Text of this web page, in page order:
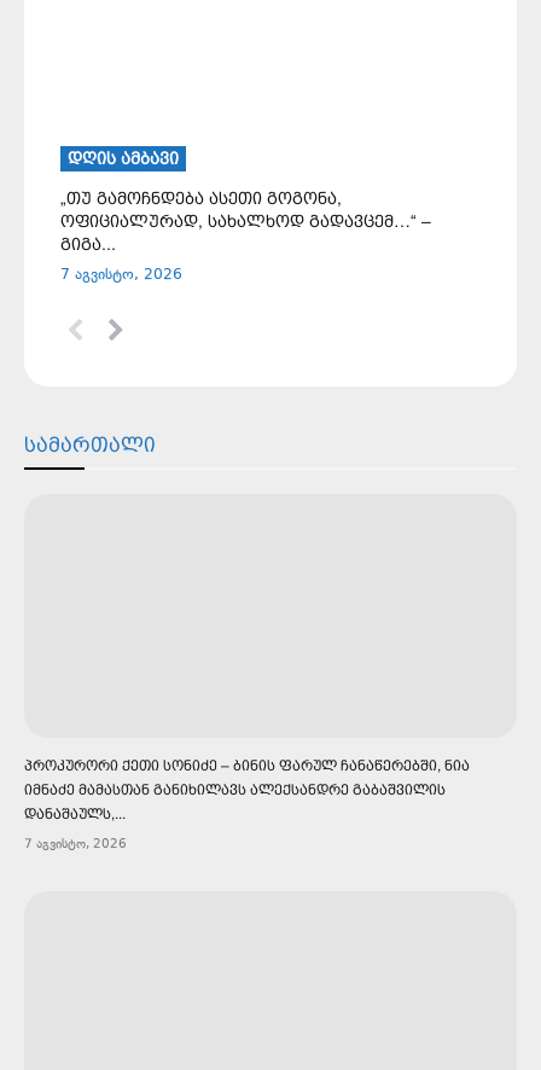
ᲓᲦᲘᲡ ᲐᲛᲑᲐᲕᲘ
„თუ გამოჩნდება ასეთი გოგონა,
ოფიციალურად, სახალხოდ გადავცემ…“ –
გიგა...
7 აგვისტო, 2026
ᲡᲐᲛᲐᲠᲗᲐᲚᲘ
ᲞᲠᲝᲙᲣᲠᲝᲠᲘ ᲥᲔᲗᲘ ᲡᲝᲜᲘᲫᲔ – ᲑᲘᲜᲘᲡ ᲤᲐᲠᲣᲚ ᲩᲐᲜᲐᲬᲔᲠᲔᲑᲨᲘ, ᲜᲘᲐ
ᲘᲛᲜᲐᲫᲔ ᲛᲐᲛᲐᲡᲗᲐᲜ ᲒᲐᲜᲘᲮᲘᲚᲐᲕᲡ ᲐᲚᲔᲥᲡᲐᲜᲓᲠᲔ ᲒᲐᲑᲐᲨᲕᲘᲚᲘᲡ
ᲓᲐᲜᲐᲨᲐᲣᲚᲡ,...
7 აგვისტო, 2026